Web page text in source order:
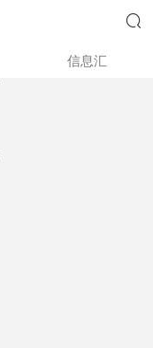

信息汇